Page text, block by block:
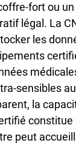
fort ou
légal. La
les
sensibles
la
peut